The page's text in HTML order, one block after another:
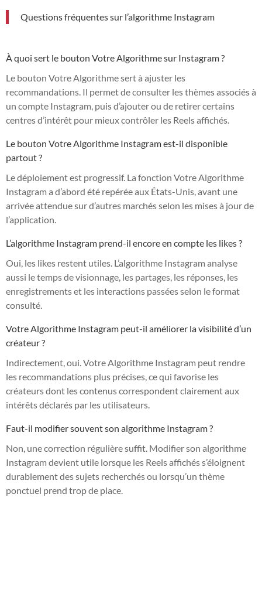
Questions fréquentes sur l’algorithme Instagram
À quoi sert le bouton Votre Algorithme sur Instagram ?
Le bouton Votre Algorithme sert à ajuster les
recommandations. Il permet de consulter les thèmes associés à
un compte Instagram, puis d’ajouter ou de retirer certains
centres d’intérêt pour mieux contrôler les Reels affichés.
Le bouton Votre Algorithme Instagram est-il disponible
partout ?
Le déploiement est progressif. La fonction Votre Algorithme
Instagram a d’abord été repérée aux États-Unis, avant une
arrivée attendue sur d’autres marchés selon les mises à jour de
l’application.
L’algorithme Instagram prend-il encore en compte les likes ?
Oui, les likes restent utiles. L’algorithme Instagram analyse
aussi le temps de visionnage, les partages, les réponses, les
enregistrements et les interactions passées selon le format
consulté.
Votre Algorithme Instagram peut-il améliorer la visibilité d’un
créateur ?
Indirectement, oui. Votre Algorithme Instagram peut rendre
les recommandations plus précises, ce qui favorise les
créateurs dont les contenus correspondent clairement aux
intérêts déclarés par les utilisateurs.
Faut-il modifier souvent son algorithme Instagram ?
Non, une correction régulière suffit. Modifier son algorithme
Instagram devient utile lorsque les Reels affichés s’éloignent
durablement des sujets recherchés ou lorsqu’un thème
ponctuel prend trop de place.